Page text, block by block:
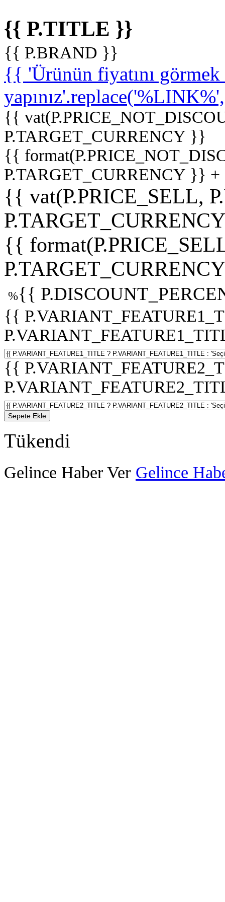
{{ P.TITLE }}
{{ P.BRAND }}
{{ 'Ürünün fiyatını
{{
P.TARGET_CURRENCY }}
{{
P.TARGET_CURRENCY }}
{{ vat(P.PRICE_SELL,
{{
%{{
{{
{{
Sepete Ekle
Tükendi
Gelince Haber Ver Gelince